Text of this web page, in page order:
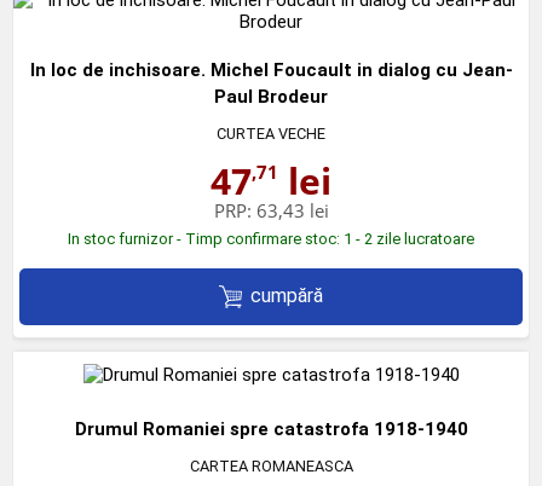
In loc de inchisoare. Michel Foucault in dialog cu Jean-
Paul Brodeur
CURTEA VECHE
47,71 lei
PRP: 63,43 lei
In stoc furnizor - Timp confirmare stoc: 1 - 2 zile lucratoare
cumpără
Drumul Romaniei spre catastrofa 1918-1940
CARTEA ROMANEASCA